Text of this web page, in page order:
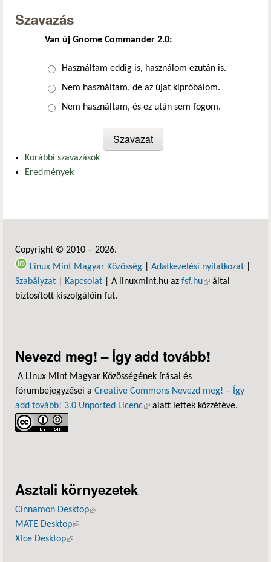
Szavazás
Van új Gnome Commander 2.0:
Választások
Használtam eddig is, használom ezután is.
Nem használtam, de az újat kipróbálom.
Nem használtam, és ez után sem fogom.
Korábbi szavazások
Eredmények
Copyright © 2010 – 2026.
Linux Mint Magyar Közösség
Adatkezelési nyilatkozat
Szabályzat
Kapcsolat | A linuxmint.hu az fsf.hu(külső hivatkozás)
által
biztosított kiszolgálóin fut.
Nevezd meg! – Így add tovább!
A Linux Mint Magyar Közösségének írásai és
fórumbejegyzései a Creative Commons Nevezd meg! – Így
add tovább! 3.0 Unported Licenc(külső hivatkozás)
alatt lettek közzétéve.
Asztali környezetek
Cinnamon Desktop(külső hivatkozás)
MATE Desktop(külső hivatkozás)
Xfce Desktop(külső hivatkozás)